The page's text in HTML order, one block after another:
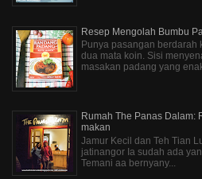
Resep Mengolah Bumbu
Punya pasangan berdarah
dua mata koin. Sisi
masakan padang yang
Rumah The Panas Dalam:
makan
Jamur Kecil dan Teh Tian
jatinangor Ia sudah ada
Temani aa bernyany...